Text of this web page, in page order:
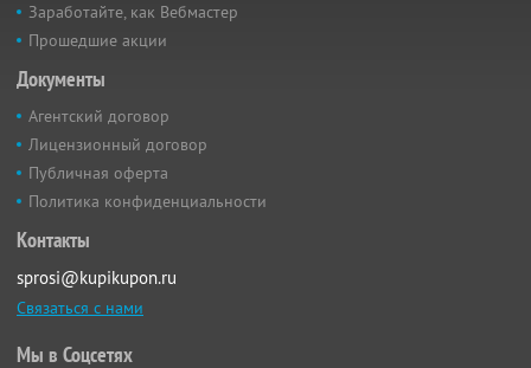
Заработайте, как Вебмастер
Прошедшие акции
Документы
Агентский договор
Лицензионный договор
Публичная оферта
Политика конфиденциальности
Контакты
sprosi@kupikupon.ru
Связаться с нами
Мы в Соцсетях